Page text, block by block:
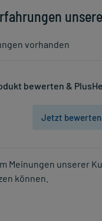
vorhanden
bewerten &
Jetzt bewerten
Meinungen unserer
können.